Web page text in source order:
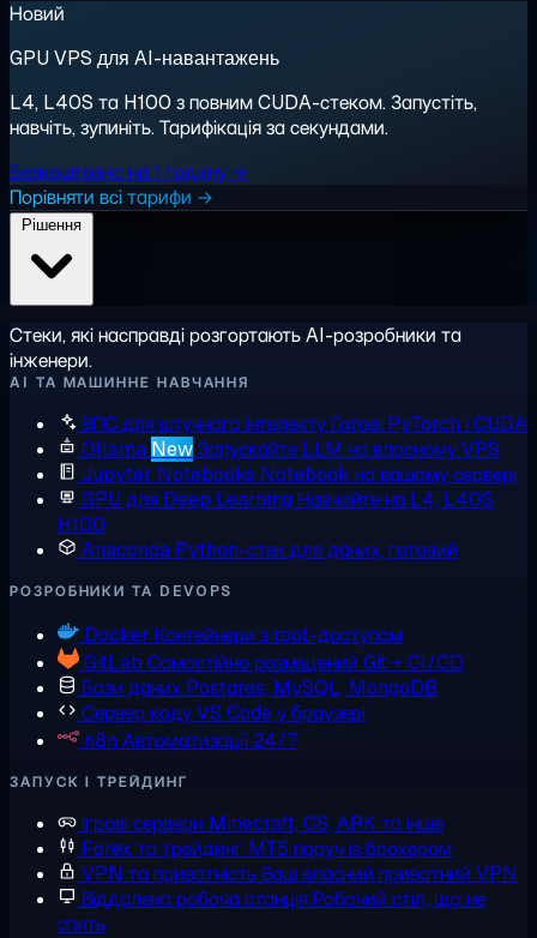
Новий
GPU VPS для AI-навантажень
L4, L40S та H100 з повним CUDA-стеком. Запустіть,
навчіть, зупиніть. Тарифікація за секундами.
Безкоштовно на 1 годину →
Порівняти всі тарифи →
Стеки, які насправді розгортають AI-розробники та
інженери.
AI ТА МАШИННЕ НАВЧАННЯ
ВПС для штучного інтелектуГотові PyTorch і CUDA
Ollama NewЗапускайте LLM на власному VPS
Jupyter Notebooks Notebook на вашому сервері
GPU для Deep Learning Навчайте на L4, L40S,
H100
Anaconda Python-стек для даних, готовий
РОЗРОБНИКИ ТА DEVOPS
Docker Контейнери з root-доступом
GitLab Самостійно розміщений Git + CI/CD
Бази даних Postgres, MySQL, MongoDB
Сервер кодуVS Code у браузері
n8n Автоматизації 24/7
ЗАПУСК І ТРЕЙДИНГ
Ігрові сервери Minecraft, CS, ARK та інше
Forex та трейдинг MT5 поруч із брокером
VPN та приватністьВаш власний приватний VPN
Віддалена робоча станціяРобочий стіл, що не
спить